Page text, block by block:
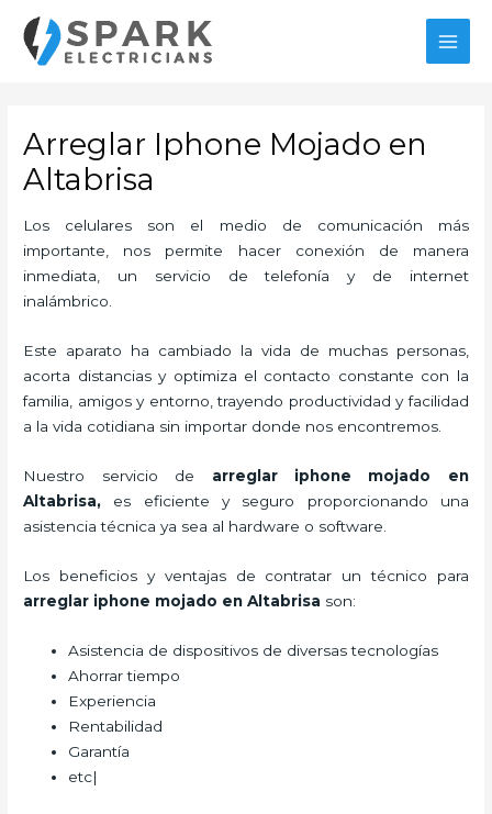
contenido
Arreglar Iphone Mojado en
Altabrisa
Los celulares son el medio de comunicación más
importante, nos permite hacer conexión de manera
inmediata, un servicio de telefonía y de internet
inalámbrico.
Este aparato ha cambiado la vida de muchas personas,
acorta distancias y optimiza el contacto constante con la
familia, amigos y entorno, trayendo productividad y facilidad
a la vida cotidiana sin importar donde nos encontremos.
Nuestro servicio de arreglar iphone mojado en
Altabrisa, es eficiente y seguro proporcionando una
asistencia técnica ya sea al hardware o software.
Los beneficios y ventajas de contratar un técnico para
arreglar iphone mojado en Altabrisa son:
Asistencia de dispositivos de diversas tecnologías
Ahorrar tiempo
Experiencia
Rentabilidad
Garantía
etc|